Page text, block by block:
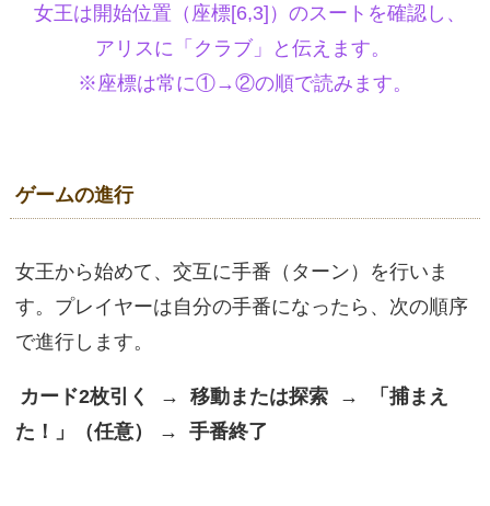
女王は開始位置（座標[6,3]）のスートを確認し、
アリスに「クラブ」と伝えます。
※座標は常に①→②の順で読みます。
ゲームの進行
女王から始めて、交互に手番（ターン）を行いま
す。プレイヤーは自分の手番になったら、次の順序
で進行します。
カード2枚引く → 移動または探索 → 「捕まえ
た！」（任意） → 手番終了